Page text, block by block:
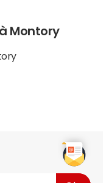
Montory